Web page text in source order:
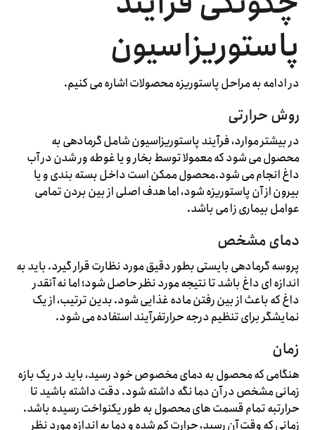
پاستوریزاسیون
در ادامه به مراحل پاستوریزه محصولات اشاره می کنیم.
روش حرارتی
در بیشتر موارد، فرآیند پاستوریزاسیون شامل گرمادهی به
محصول می شود که معمولا توسط بخار و یا غوطه ور شدن در آب
داغ انجام می شود.محصول ممکن است داخل بسته بندی و یا
بیرون از آن پاستوریزه شود، اما هدف اصلی از بین بردن تمامی
عوامل بیماری زا می باشد.
دمای مشخص
پروسه گرمادهی بایستی بطور دقیق مورد نظارت قرار گیرد. باید به
اندازه ای داغ باشد تا نتیجه مورد نظر حاصل شود؛ اما نه آنقدر
داغ که باعث از بین رفتن ماده غذایی شود. بدین ترتیب، از یک
نمایشگر برای تنظیم درجه حرارتفرآیند استفاده می شود.
زمان
هنگامی که محصول به دمای مخصوص خود رسید، باید در یک بازه
زمانی مشخص در آن دما نگه داشته شود. دقت داشته باشید تا
حرارتبه تمام قسمت های محصول به طور یکنواخت رسیده باشد.
زمانی که وقت آن رسید، حرارت کم شده و دما به اندازه مورد نظر